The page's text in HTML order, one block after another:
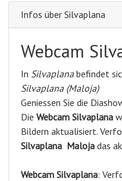
Infos über Silvaplana
Webcam
In Silvaplanabefindet
Silvaplana (Maloja)
Geniessen Sie die
Die Webcam Silvaplana
Bildern aktualisiert.
Silvaplana Maloja das
Webcam Silvaplana: